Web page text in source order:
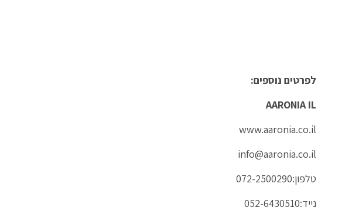
לפרטים נוספים:
AARONIA IL
www.aaronia.co.il
info@aaronia.co.il
טלפון:072-2500290
נייד:052-6430510